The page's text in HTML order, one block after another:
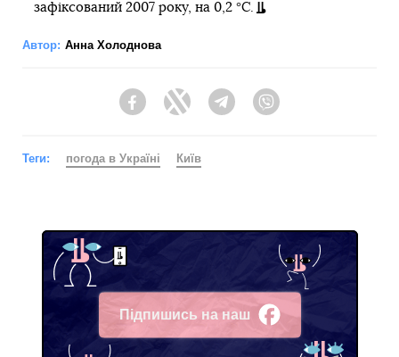
зафіксований 2007 року, на 0,2 °С.
Автор: Анна Холоднова
FacebookTwitter Telegram
Теги: погода в Україні Київ
Підпишись на наш
Facebook